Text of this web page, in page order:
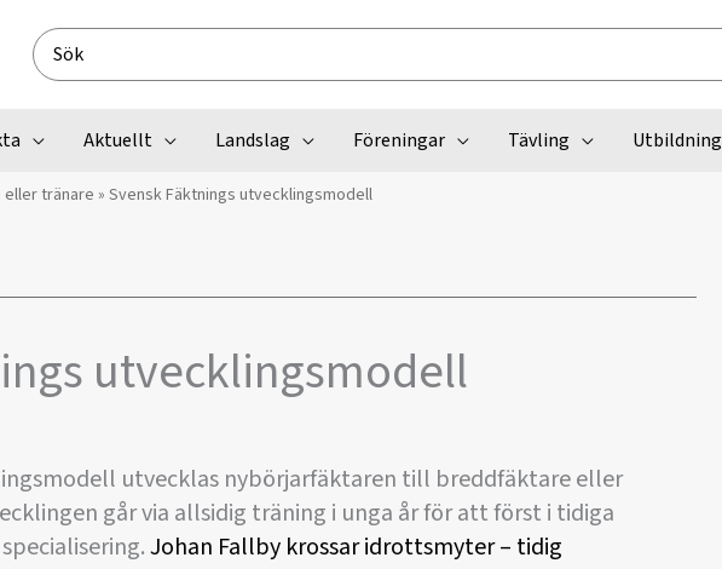
Search
for:
Aktuellt Landslag Föreningar Tävling Utbildning
tränare » Svensk Fäktnings utvecklingsmodell
utvecklingsmodell
utvecklas nybörjarfäktaren till breddfäktare eller
går via allsidig träning i unga år för att först i tidiga
Johan Fallby krossar idrottsmyter – tidig